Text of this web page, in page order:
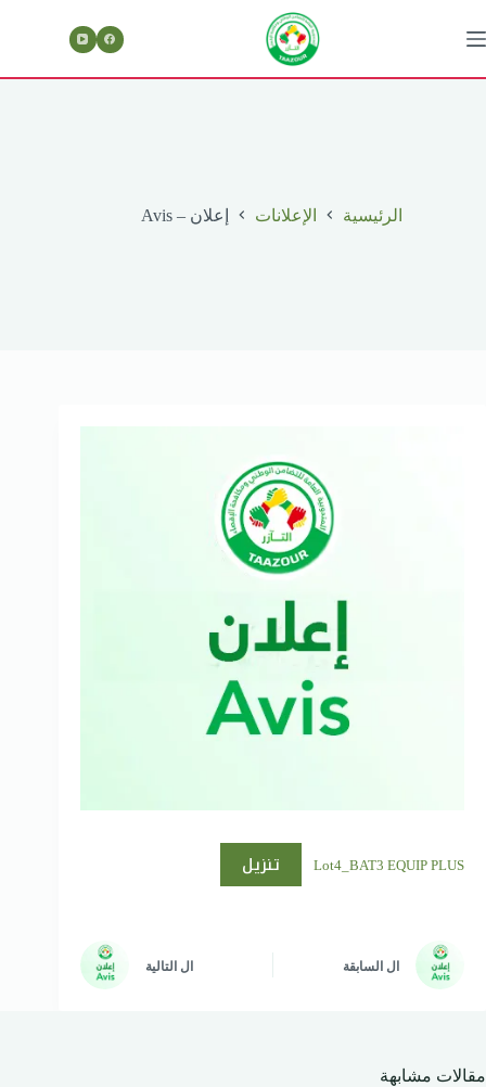
إلى
المحتوى
الرئيسية الإعلانات إعلان – Avis
Lot4_BAT3 EQUIP PLUS تنزيل
ال السابقة ال التالية
مقالات مشابهة